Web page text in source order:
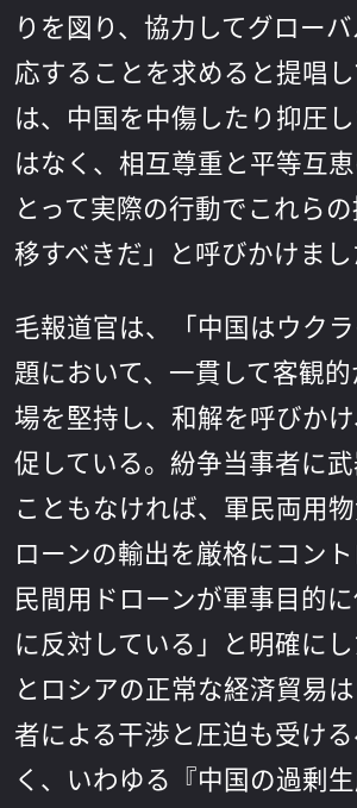
りを図り、協力してグロー
応することを求めると提唱
は、中国を中傷したり抑圧
はなく、相互尊重と平等互
とって実際の行動でこれら
移すべきだ」と呼びかけまし
毛報道官は、「中国はウク
題において、一貫して客観
場を堅持し、和解を呼びか
促している。紛争当事者に
こともなければ、軍民両用
ローンの輸出を厳格にコント
民間用ドローンが軍事目的
に反対している」と明確に
とロシアの正常な経済貿易
者による干渉と圧迫も受け
く、いわゆる『中国の過剰